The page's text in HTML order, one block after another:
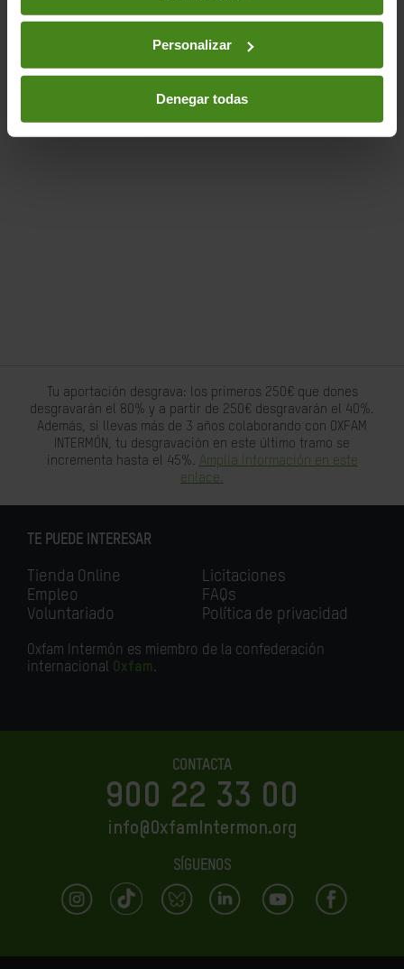
Personalizar
Denegar todas
Tu aportación desgrava: los primeros 250€ que dones
desgravarán el 80% y a partir de 250€ desgravarán el 40%.
Además, si llevas más de 3 años colaborando con OXFAM
INTERMÓN, tu desgravación en este último tramo se
incrementa hasta el 45%. Amplia información en este
enlace.
TE PUEDE INTERESAR
Tienda Online
Empleo
Voluntariado
Licitaciones
FAQs
Política de privacidad
Oxfam Intermón es miembro de la confederación
internacional Oxfam.
CONTACTA
900 22 33 00
info@OxfamIntermon.org
SÍGUENOS